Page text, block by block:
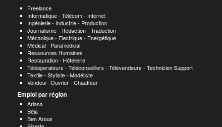
Freelance
Informatique - Télécom - Internet
Ingénierie - Industrie - Production
Journalisme - Rédaction - Traduction
Mécanique - Electrique - Energétique
Médical - Paramedical
Ressources Humaines
Restauration - Hôtellerie
Téléoperateurs - Téléconseillers - Télévendeurs - Technicien Support
Textile - Styliste - Modéliste
Vendeur- Ouvrier - Chauffeur
Emploi par région
Ariana
Béja
Ben Arous